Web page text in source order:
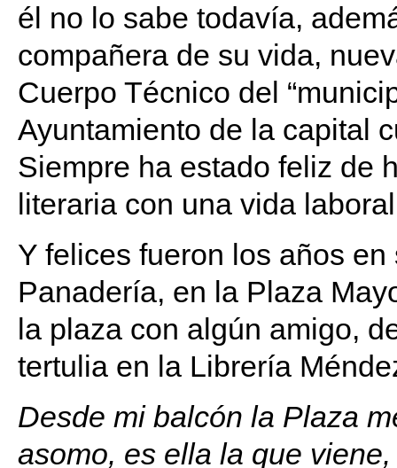
él no lo sabe todavía,
compañera de su vida,
Cuerpo Técnico del
Ayuntamiento de la capital
Siempre ha estado feliz de
literaria con una vida
Y felices fueron los años
Panadería, en la Plaza
la plaza con algún amigo,
tertulia en la Librería
Desde mi balcón la Plaza
asomo, es ella la que